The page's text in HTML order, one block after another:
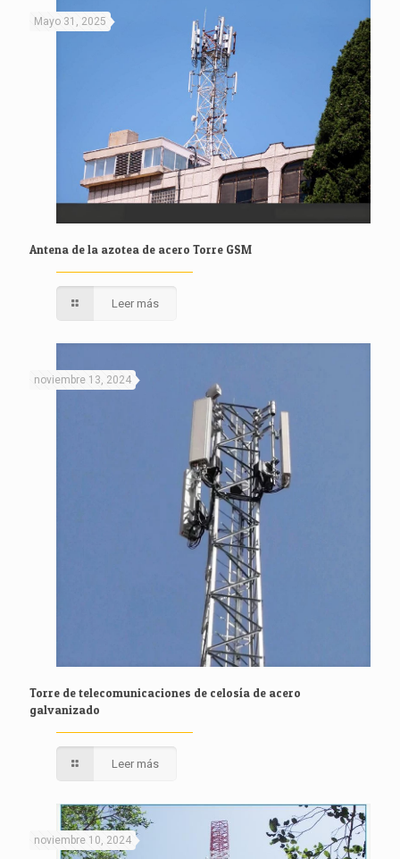
Mayo 31, 2025
Antena de la azotea de acero Torre GSM
Leer más
noviembre 13, 2024
Torre de telecomunicaciones de celosía de acero
galvanizado
Leer más
noviembre 10, 2024